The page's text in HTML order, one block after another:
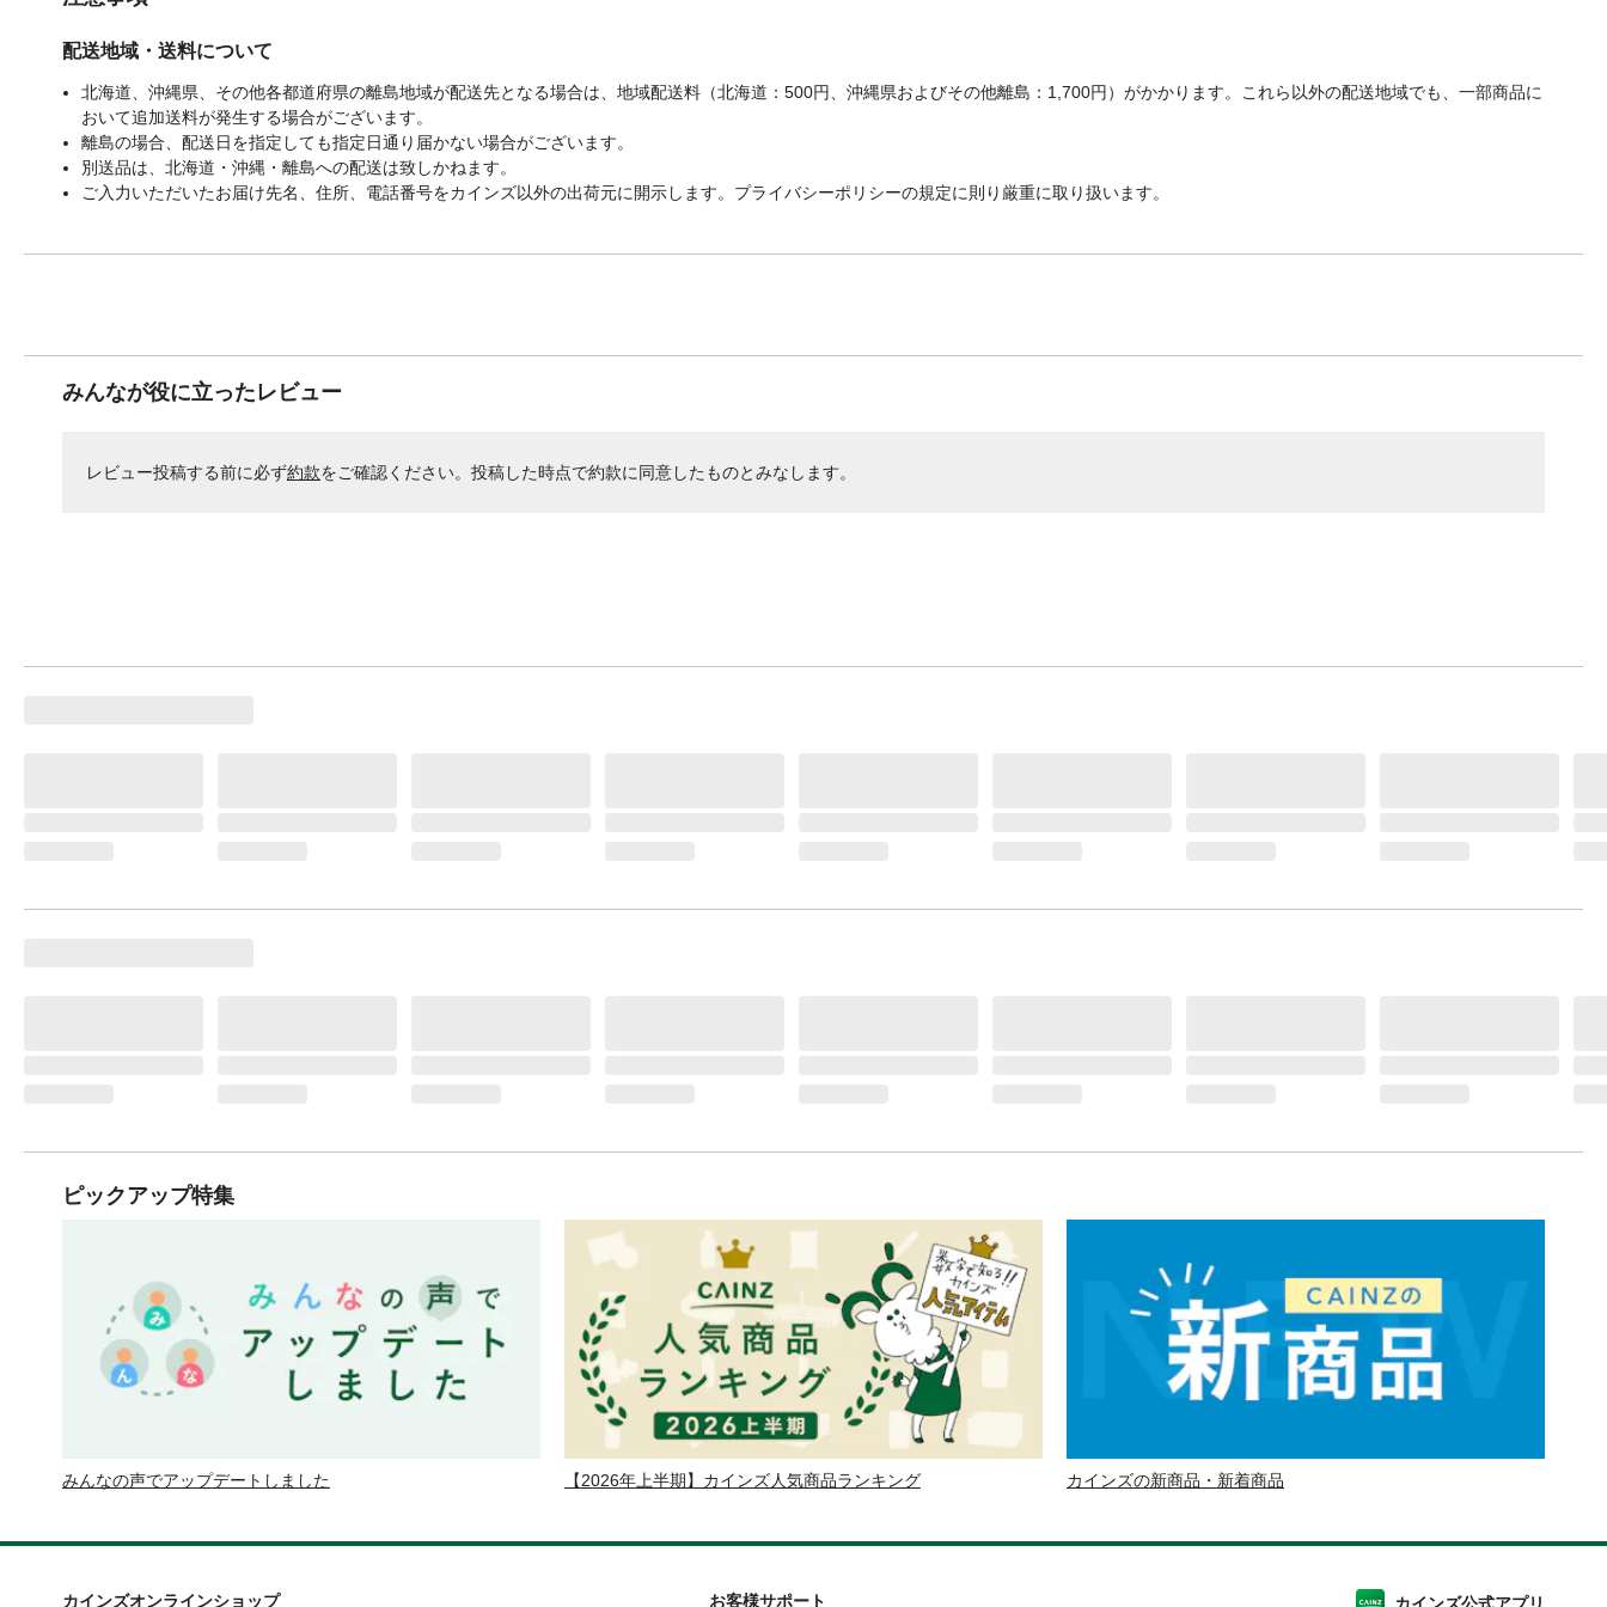
配送地域・送料について
北海道、沖縄県、その他各都道府県の離島地域が配送先となる場合は、地域配送料（北海道：500円、沖縄県およびその他離島：1,700円）がかかります。これら以外の配送地域でも、一部商品に
おいて追加送料が発生する場合がございます。
離島の場合、配送日を指定しても指定日通り届かない場合がございます。
別送品は、北海道・沖縄・離島への配送は致しかねます。
ご入力いただいたお届け先名、住所、電話番号をカインズ以外の出荷元に開示します。プライバシーポリシーの規定に則り厳重に取り扱います。
みんなが役に立ったレビュー
レビュー投稿する前に必ず約款をご確認ください。投稿した時点で約款に同意したものとみなします。
ピックアップ特集
みんなの声でアップデートしました 【2026年上半期】カインズ人気商品ランキング カインズの新商品・新着商品
カインズオンラインショップ お客様サポート